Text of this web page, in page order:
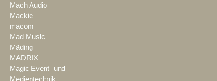
Mach Audio
Mackie
macom
Mad Music
Mäding
MADRIX
Magic Event- und
Medientechnik